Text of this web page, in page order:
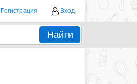
Регистрация Вход
Найти